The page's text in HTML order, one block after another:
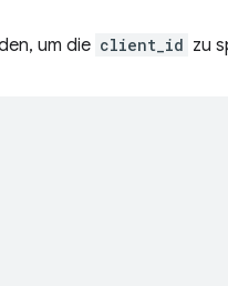
um die client_id zu